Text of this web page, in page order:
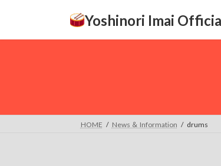
Yoshinori Imai
HOME News ＆ Information drums